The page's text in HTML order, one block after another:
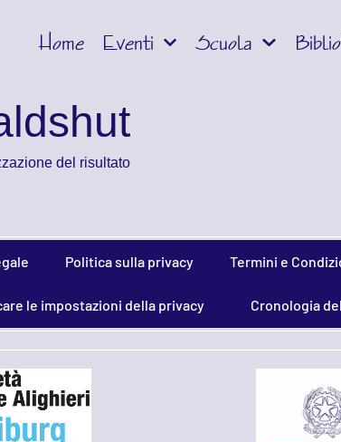
Home Eventi Scuola
del risultato
Politica sulla privacy Termini e
le impostazioni della privacy Cronologia